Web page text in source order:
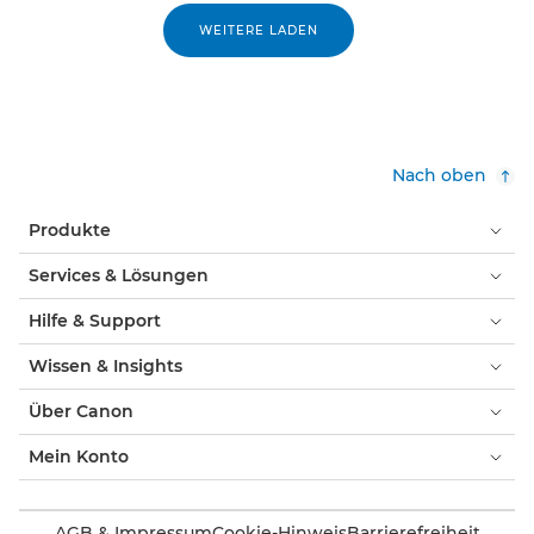
WEITERE LADEN
Nach oben
Produkte
Services & Lösungen
Hilfe & Support
Wissen & Insights
Über Canon
Mein Konto